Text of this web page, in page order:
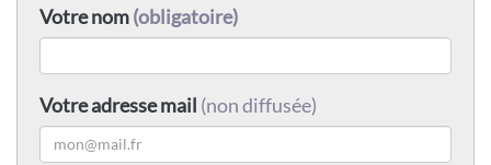
Votre nom(obligatoire)
Votre adresse mail (non diffusée)